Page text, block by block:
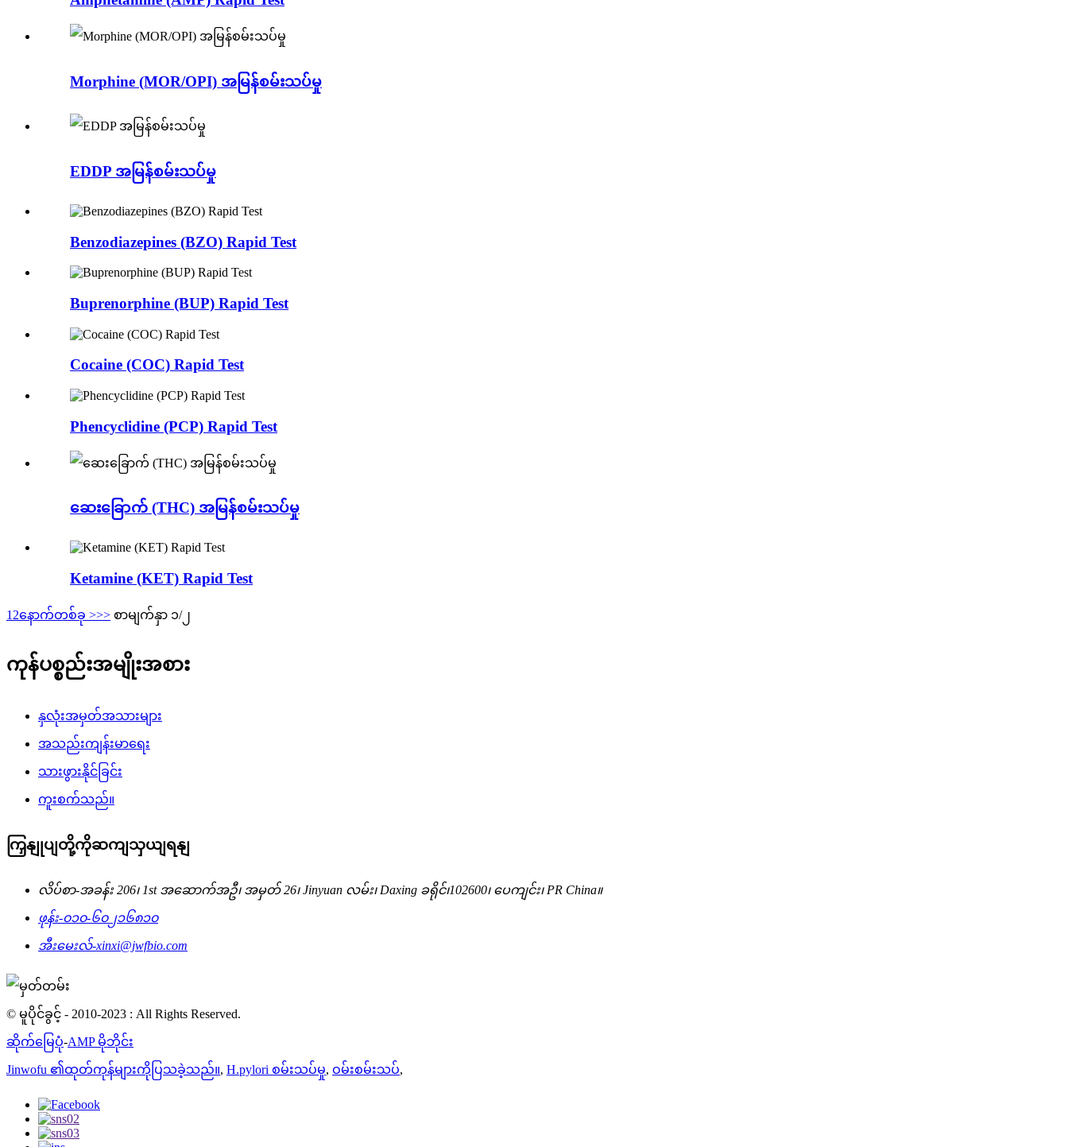
Morphine (MOR/OPI) အမြန်စမ်းသပ်မှု
EDDP အမြန်စမ်းသပ်မှု
Benzodiazepines (BZO) Rapid Test
Buprenorphine (BUP) Rapid Test
Cocaine (COC) Rapid Test
Phencyclidine (PCP) Rapid Test
ဆေးခြောက် (THC) အမြန်စမ်းသပ်မှု
Ketamine (KET) Rapid Test
1 2နောက်တစ်ခု >>> စာမျက်နှာ ၁/၂
ကုန်ပစ္စည်းအမျိုးအစား
နှလုံးအမှတ်အသားများ
အသည်းကျန်းမာရေး
သားဖွားနိုင်ခြင်း
ကူးစက်သည်။
ကြှနျုပျတို့ကိုဆကျသှယျရနျ
လိပ်စာ-အခန်း 206၊ 1st အဆောက်အဦ၊ အမှတ် 26၊ Jinyuan လမ်း၊ Daxing ခရိုင်၊102600၊ ပေကျင်း၊ PR China။
ဖုန်း-၀၁၀-၆၀၂၁၆၈၁၀
အီးမေးလ်-xinxi@jwfbio.com
© မူပိုင်ခွင့် - 2010-2023 : All Rights Reserved.
ဆိုက်မြေပုံ-AMP မိုဘိုင်း
Jinwofu ၏ထုတ်ကုန်များကိုပြသခဲ့သည်။, H.pylori စမ်းသပ်မှု, ဝမ်းစမ်းသပ်,